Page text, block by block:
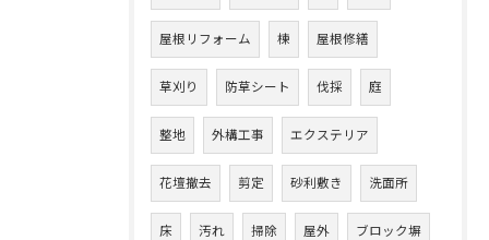
屋根リフォーム 棟 屋根修繕
草刈り 防草シート 伐採 庭
整地 外構工事 エクステリア
花壇撤去 剪定 砂利敷き 洗面所
床 汚れ 掃除 屋外 ブロック塀